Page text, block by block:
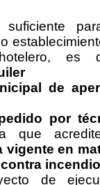
es
de
por
que
vigente en
de